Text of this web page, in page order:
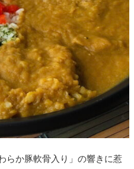
らか豚軟骨入り」の響きに惹